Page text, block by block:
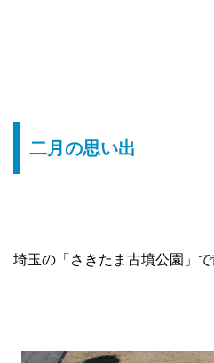
二月の思い出
埼玉の「さきたま古墳公園」